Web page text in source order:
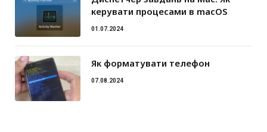
керувати процесами в macOS
01.07.2024
Як форматувати телефон
07.08.2024